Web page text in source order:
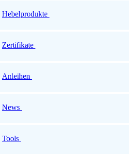
Hebelprodukte
Zertifikate
Anleihen
News
Tools